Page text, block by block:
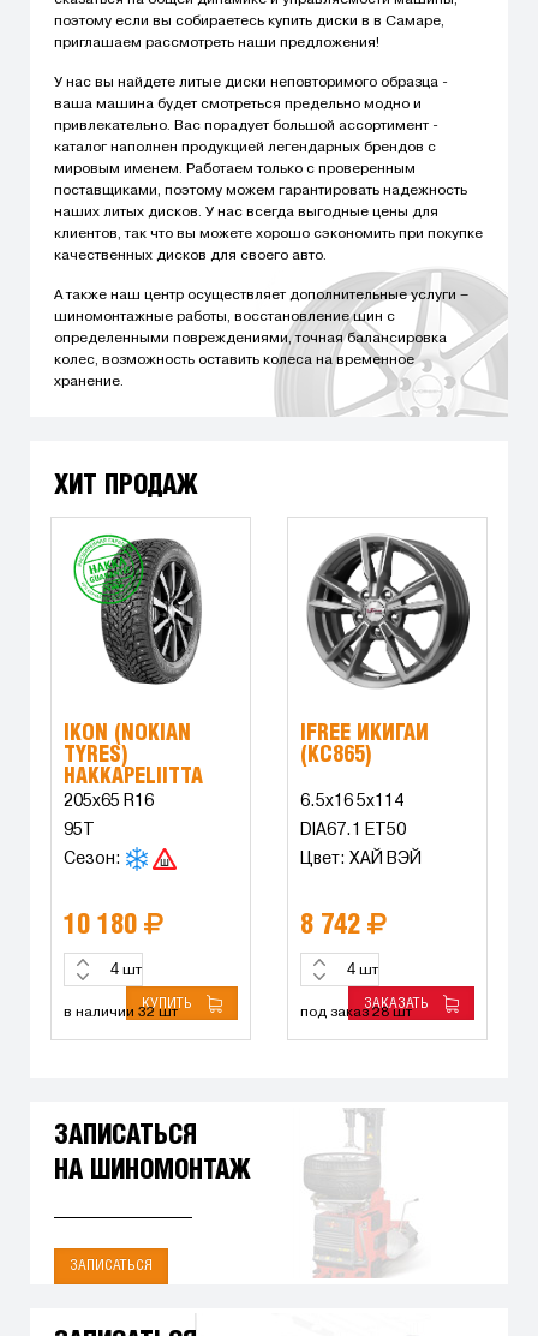
поэтому если вы собираетесь купить диски в в Самаре,
приглашаем рассмотреть наши предложения!
У нас вы найдете литые диски неповторимого образца -
ваша машина будет смотреться предельно модно и
привлекательно. Вас порадует большой ассортимент -
каталог наполнен продукцией легендарных брендов с
мировым именем. Работаем только с проверенным
поставщиками, поэтому можем гарантировать надежность
наших литых дисков. У нас всегда выгодные цены для
клиентов, так что вы можете хорошо сэкономить при покупке
качественных дисков для своего авто.
А также наш центр осуществляет дополнительные услуги –
шиномонтажные работы, восстановление шин с
определенными повреждениями, точная балансировка
колес, возможность оставить колеса на временное
хранение.
ХИТ ПРОДАЖ
IKON (NOKIAN
TYRES)
HAKKAPELIITTA
9XL
205x65 R16
95T
Сезон:
10 180
шт
КУПИТЬ
в наличии 32 шт
IFREE ИКИГАЙ
(КС865)
6.5x16 5x114
DIA67.1 ET50
Цвет: ХАЙ ВЭЙ
8 742
шт
ЗАКАЗАТЬ
под заказ 28 шт
ЗАПИСАТЬСЯ
НА ШИНОМОНТАЖ
ЗАПИСАТЬСЯ